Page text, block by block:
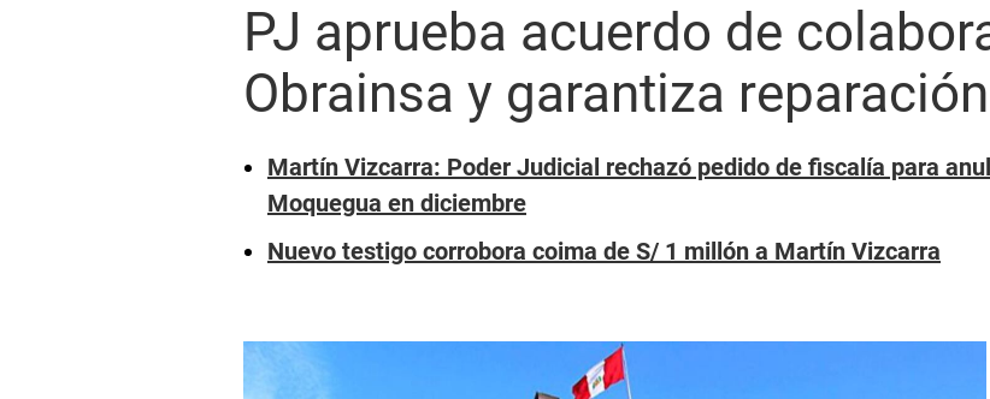
PJ aprueba acuerdo de
Obrainsa y garantiza
Martín Vizcarra: Poder Judicial rechazó pedido de fiscalía para
Moquegua en diciembre
Nuevo testigo corrobora coima de S/ 1 millón a Martín Vizcarra